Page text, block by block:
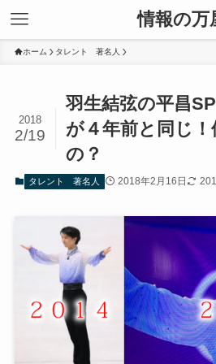
情報の万
ホーム タレント 著名人
羽生結弦の平昌
が４年前と同じ
の？
2018
2/19
タレント 著名人 2018年2月16日